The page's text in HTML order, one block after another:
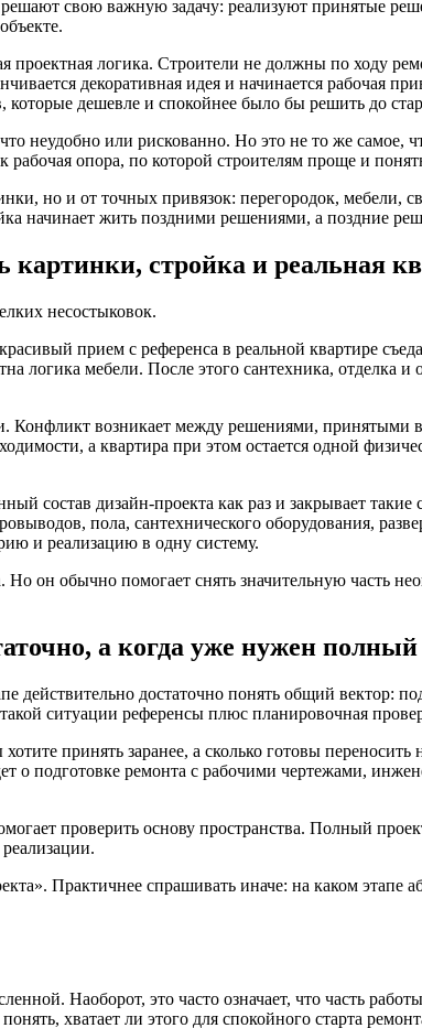
свою важную задачу: реализуют принятые
логика. Строители не должны по ходу
декоративная идея и начинается рабочая
дешевле и спокойнее было бы решить до
неудобно или рискованно. Но это не то же самое,
рабочая опора, по которой строителям проще и
но и от точных привязок: перегородок, мебели,
начинает жить поздними решениями, а поздние
картинки, стройка и реальная
несостыковок.
прием с референса в реальной квартире
логика мебели. После этого сантехника, отделка
Конфликт возникает между решениями, принятыми
а квартира при этом остается одной
состав дизайн-проекта как раз и закрывает
пола, сантехнического оборудования,
и реализацию в одну систему.
он обычно помогает снять значительную часть
а когда уже нужен
действительно достаточно понять общий
ситуации референсы плюс планировочная
принять заранее, а сколько готовы
подготовке ремонта с рабочими чертежами,
проверить основу пространства. Полный
Практичнее спрашивать иначе: на каком этапе
Наоборот, это часто означает, что часть
хватает ли этого для спокойного старта